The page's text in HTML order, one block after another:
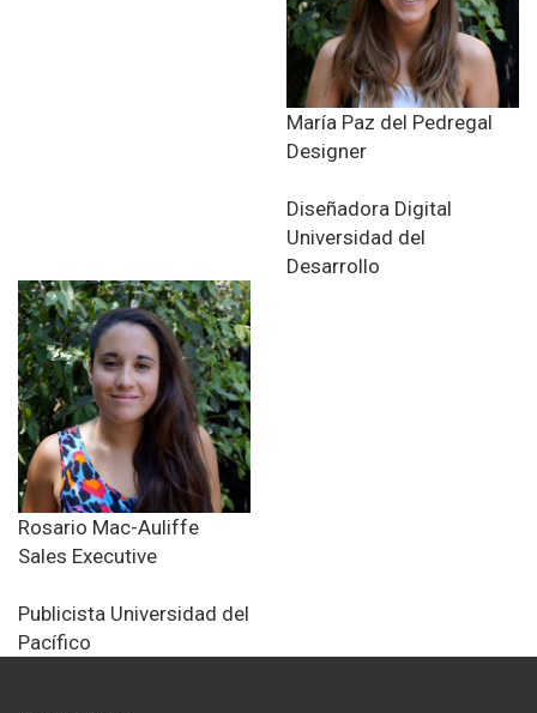
María Paz del Pedregal
Designer
Diseñadora Digital
Universidad del
Desarrollo
Rosario Mac-Auliffe
Sales Executive
Publicista Universidad del
Pacífico